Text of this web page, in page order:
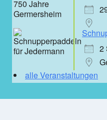
2
alle Veranstaltungen